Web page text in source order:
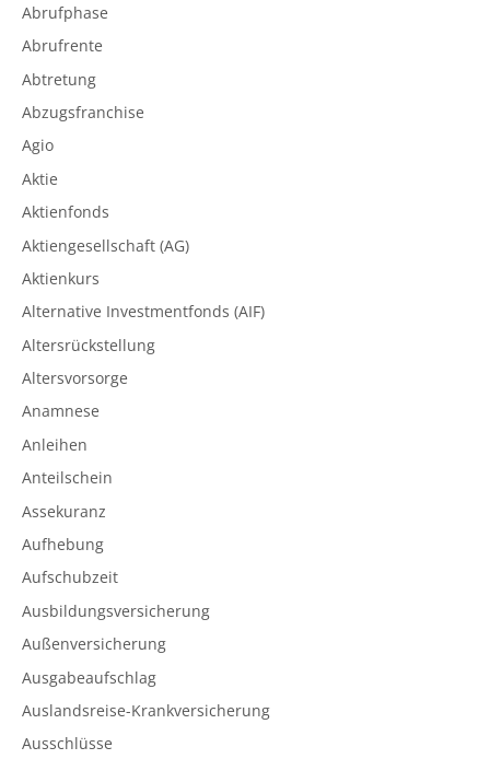
Abrufphase
Abrufrente
Abtretung
Abzugsfranchise
Agio
Aktie
Aktienfonds
Aktiengesellschaft (AG)
Aktienkurs
Alternative Investmentfonds (AIF)
Altersrückstellung
Altersvorsorge
Anamnese
Anleihen
Anteilschein
Assekuranz
Aufhebung
Aufschubzeit
Ausbildungsversicherung
Außenversicherung
Ausgabeaufschlag
Auslandsreise-Krankversicherung
Ausschlüsse